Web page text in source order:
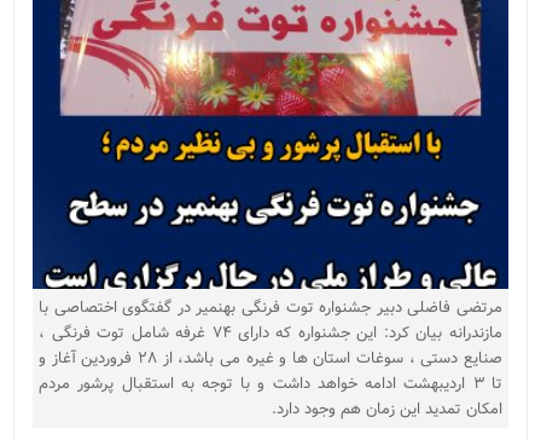
مرتضی فاضلی دبیر جشنواره توت فرنگی بهنمیر در گفتگوی اختصاصی با
مازندرانه بیان کرد: این جشنواره که دارای ۷۴ غرفه شامل توت فرنگی ،
صنایع دستی ، سوغات استان ها و غیره می باشد، از ۲۸ فروردین آغاز و
تا ۳ اردیبهشت ادامه خواهد داشت و با توجه به استقبال پرشور مردم
امکان تمدید این زمان هم وجود دارد.